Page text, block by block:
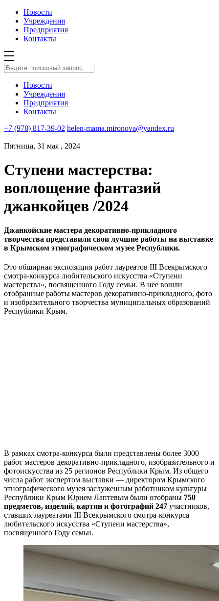
Новости
Учреждения
Предприятия
Контакты
Новости
Учреждения
Предприятия
Контакты
+7 (978) 817-39-02 helen-mama.mironova@yandex.ru
Пятница, 31 мая , 2024
Ступени мастерства:
воплощение фантазий
джанкойцев /2024
Джанкойские мастера декоративно-прикладного
творчества представили свои лучшие работы на выставке
в Крымском этнографическом музее Республики.
Это обширная экспозиция работ лауреатов III Всекрымского
смотра-конкурса любительского искусства «Ступени
мастерства», посвященного Году семьи. В нее вошли
отобранные работы мастеров декоративно-прикладного, фото
и изобразительного творчества муниципальных образований
Республики Крым.
В рамках смотра-конкурса были представлены более 3000
работ мастеров декоративно-прикладного, изобразительного и
фотоискусства из 25 регионов Республики Крым. Из общего
числа работ экспертом выставки — директором Крымского
этнографического музея заслуженным работником культуры
Республики Крым Юрием Лаптевым были отобраны 750
предметов, изделий, картин и фотографий 247 участников,
ставших лауреатами III Всекрымского смотра-конкурса
любительского искусства «Ступени мастерства»,
посвященного Году семьи.